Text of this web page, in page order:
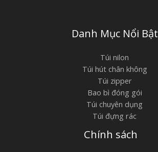
Danh Mục Nổi Bật
Túi nilon
Túi hút chân không
Túi zipper
Bao bì đóng gói
Túi chuyên dụng
Túi đựng rác
Chính sách